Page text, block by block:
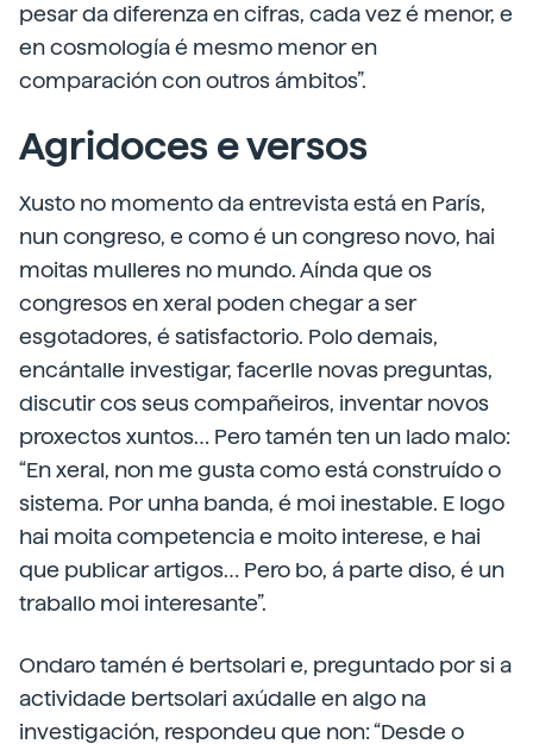
pesar da diferenza en cifras, cada vez é menor, e
en cosmología é mesmo menor en
comparación con outros ámbitos”.
Agridoces e versos
Xusto no momento da entrevista está en París,
nun congreso, e como é un congreso novo, hai
moitas mulleres no mundo. Aínda que os
congresos en xeral poden chegar a ser
esgotadores, é satisfactorio. Polo demais,
encántalle investigar, facerlle novas preguntas,
discutir cos seus compañeiros, inventar novos
proxectos xuntos… Pero tamén ten un lado malo:
“En xeral, non me gusta como está construído o
sistema. Por unha banda, é moi inestable. E logo
hai moita competencia e moito interese, e hai
que publicar artigos… Pero bo, á parte diso, é un
traballo moi interesante”.
Ondaro tamén é bertsolari e, preguntado por si a
actividade bertsolari axúdalle en algo na
investigación, respondeu que non: “Desde o